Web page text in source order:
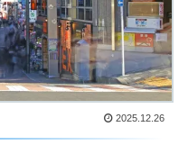
2025.12.26